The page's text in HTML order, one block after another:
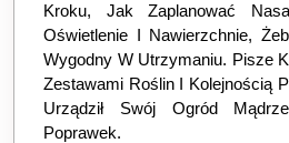
Kroku, Jak Zaplanować
Oświetlenie I Nawierzchnie,
Wygodny W Utrzymaniu. Pisze
Zestawami Roślin I Kolejnością
Urządził Swój Ogród
Poprawek.